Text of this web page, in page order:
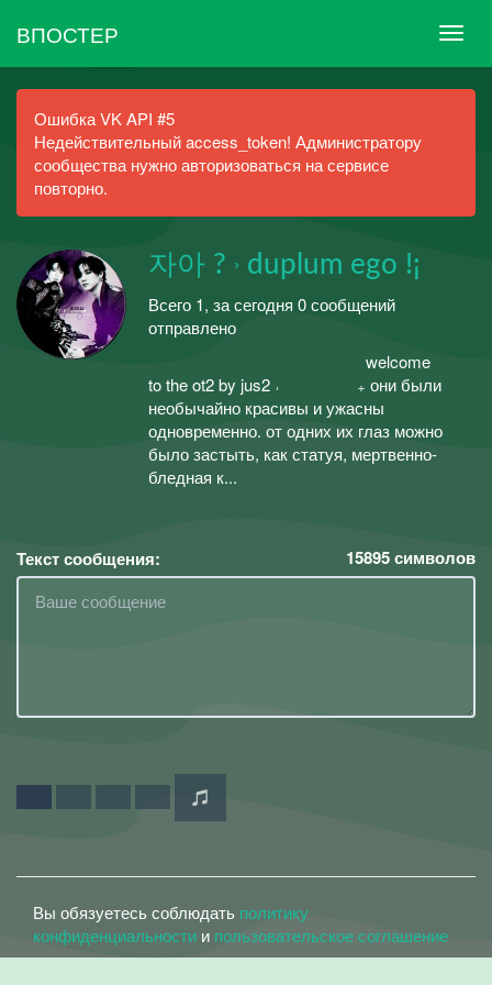
ВПОСТЕР
Ошибка VK API #5
Недействительный access_token! Администратору
сообщества нужно авторизоваться на сервисе
повторно.
ㅤ자아 ? ˒ duplum ego !¡
Всего 1, за сегодня 0 сообщений
отправлено
ㅤㅤ⠀⠀⠀⠀⠀⠀⠀⠀⠀⠀⠀⠀⠀⠀⠀⠀⠀⠀ㅤㅤㅤwelcome
to the ot2 by jus2 ˒ ⠀⠀⠀⠀ㅤㅤ⠀ㅤㅤ⠀₊ они были
необычайно красивы и ужасны
одновременно. от одних их глаз можно
было застыть, как статуя, мертвенно-
бледная к...
Текст сообщения: 15895символов
Вы обязуетесь соблюдать политику
конфиденциальности и пользовательское соглашение